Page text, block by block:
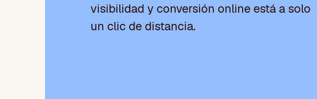
visibilidad y conversión online está a solo
un clic de distancia.